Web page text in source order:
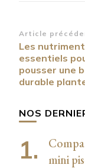
d’article
Article
Les
essentiels
pousser une
durable
NOS
mini